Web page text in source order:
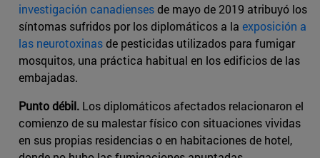
investigación canadiensesde mayo de 2019 atribuyó los
síntomas sufridos por los diplomáticos a la exposición a
las neurotoxinasde pesticidas utilizados para fumigar
mosquitos, una práctica habitual en los edificios de las
embajadas.
Punto débil. Los diplomáticos afectados relacionaron el
comienzo de su malestar físico con situaciones vividas
en sus propias residencias o en habitaciones de hotel,